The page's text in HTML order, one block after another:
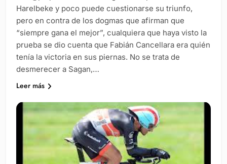
Harelbeke y poco puede cuestionarse su triunfo,
pero en contra de los dogmas que afirman que
“siempre gana el mejor”, cualquiera que haya visto la
prueba se dio cuenta que Fabián Cancellara era quién
tenía la victoria en sus piernas. No se trata de
desmerecer a Sagan,…
Leer más